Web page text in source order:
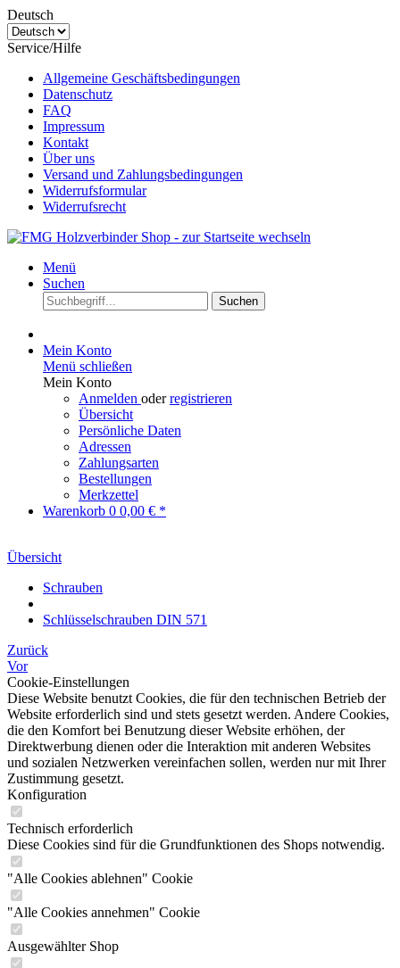
Deutsch
Service/Hilfe
Allgemeine Geschäftsbedingungen
Datenschutz
FAQ
Impressum
Kontakt
Über uns
Versand und Zahlungsbedingungen
Widerrufsformular
Widerrufsrecht
Menü
Suchen
Suchen
Mein Konto
Menü schließen
Mein Konto
Anmelden oderregistrieren
Übersicht
Persönliche Daten
Adressen
Zahlungsarten
Bestellungen
Merkzettel
Warenkorb 0 0,00 € *
Übersicht
Schrauben
Schlüsselschrauben DIN 571
Zurück
Vor
Cookie-Einstellungen
Diese Website benutzt Cookies, die für den technischen Betrieb der
Website erforderlich sind und stets gesetzt werden. Andere Cookies,
die den Komfort bei Benutzung dieser Website erhöhen, der
Direktwerbung dienen oder die Interaktion mit anderen Websites
und sozialen Netzwerken vereinfachen sollen, werden nur mit Ihrer
Zustimmung gesetzt.
Konfiguration
Technisch erforderlich
Diese Cookies sind für die Grundfunktionen des Shops notwendig.
"Alle Cookies ablehnen" Cookie
"Alle Cookies annehmen" Cookie
Ausgewählter Shop